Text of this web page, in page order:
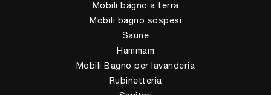
Mobili bagno a terra
Mobili bagno sospesi
Saune
Hammam
Mobili Bagno per lavanderia
Rubinetteria